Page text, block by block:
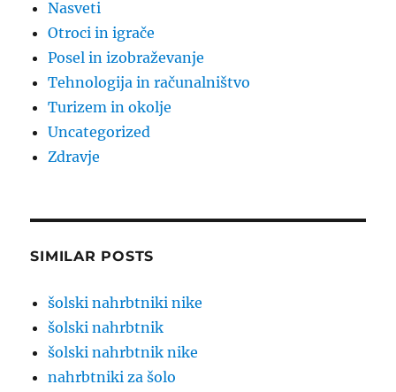
Nasveti
Otroci in igrače
Posel in izobraževanje
Tehnologija in računalništvo
Turizem in okolje
Uncategorized
Zdravje
SIMILAR POSTS
šolski nahrbtniki nike
šolski nahrbtnik
šolski nahrbtnik nike
nahrbtniki za šolo